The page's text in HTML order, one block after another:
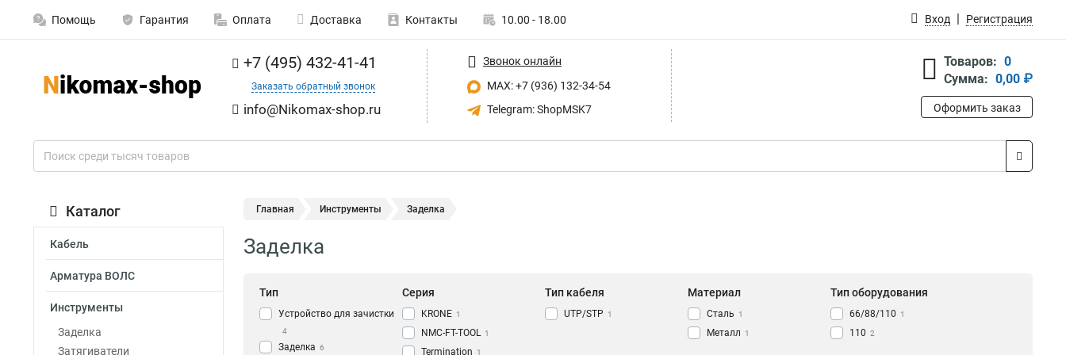
Помощь Гарантия Оплата Доставка Контакты 10.00 - 18.00 Вход Регистрация
+7 (495) 432-41-41
Заказать обратный звонок
info@Nikomax-shop.ru
Звонок онлайн
MAX: +7 (936) 132-34-54
Telegram: ShopMSK7
Товаров: 0
Сумма: 0,00 ₽
Оформить заказ
Каталог
Кабель
Арматура ВОЛС
Инструменты
Заделка
Затягиватели
Главная Инструменты Заделка
Заделка
Тип
Устройство для зачистки
4
Заделка 6
Серия
KRONE 1
NMC-FT-TOOL 1
Termination 1
Тип кабеля
UTP/STP 1
Материал
Сталь 1
Металл 1
Тип оборудования
66/88/110 1
110 2